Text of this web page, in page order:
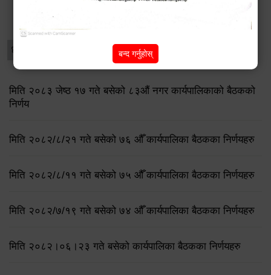
धार्मिक/पर्यटन प्रेस नोट
मिति २०८३ जेष्ठ १७ गते बसेको ८३औं नगर कार्यपालिकाको बैठकको
निर्णय
मिति २०८२/८/२१ गते बसेको ७६ औँ कार्यपालिका बैठकका निर्णयहरु
मिति २०८२/८/११ गते बसेको ७५ औँ कार्यपालिका बैठकका निर्णयहरु
मिति २०८२/७/१९ गते बसेको ७४ औँ कार्यपालिका बैठकका निर्णयहरु
मिति २०८२।०६।२३ गते बसेको कार्यपालिका बैठकका निर्णयहरु
बन्द गर्नुहोस्